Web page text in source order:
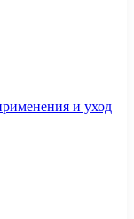
и уход